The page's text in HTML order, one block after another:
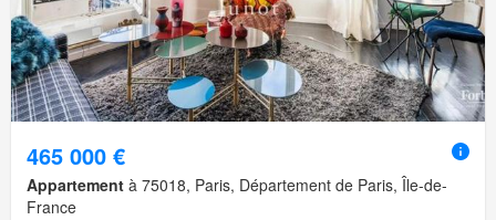
465 000 €
Appartement à 75018, Paris, Département de Paris, Île-de-
France